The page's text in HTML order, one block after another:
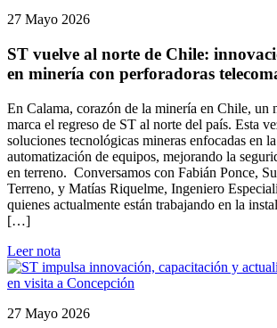
27 Mayo 2026
ST vuelve al norte de Chile:
en minería con perforadoras
En Calama, corazón de la minería en Chile, un
marca el regreso de ST al norte del país. Esta
soluciones tecnológicas mineras enfocadas en
automatización de equipos, mejorando la
en terreno. Conversamos con Fabián Ponce,
Terreno, y Matías Riquelme, Ingeniero
quienes actualmente están trabajando en la
[…]
Leer nota
27 Mayo 2026